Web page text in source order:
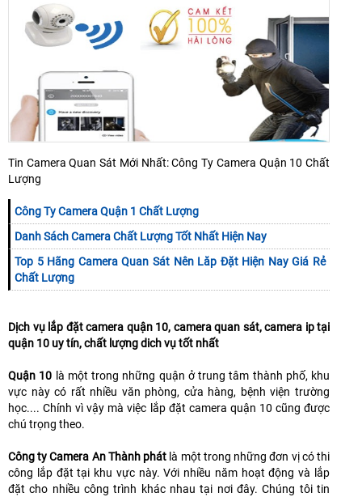
Tin Camera Quan Sát Mới Nhất: Công Ty Camera Quận 10 Chất
Lượng
Công Ty Camera Quận 1 Chất Lượng
Danh Sách Camera Chất Lượng Tốt Nhất Hiện Nay
Top 5 Hãng Camera Quan Sát Nên Lăp Đặt Hiện Nay Giá Rẻ
Chất Lượng
Dịch vụ lắp đặt camera quận 10, camera quan sát, camera ip tại
quận 10 uy tín, chất lượng dich vụ tốt nhất
Quận 10 là một trong những quận ở trung tâm thành phố, khu
vực này có rất nhiều văn phòng, cửa hàng, bệnh viện trường
học.... Chính vì vậy mà việc lắp đặt camera quận 10 cũng được
chú trọng theo.
Công ty Camera An Thành phát là một trong những đơn vị có thi
công lắp đặt tại khu vực này. Với nhiều năm hoạt động và lắp
đặt cho nhiều công trình khác nhau tại nơi đây. Chúng tôi tin